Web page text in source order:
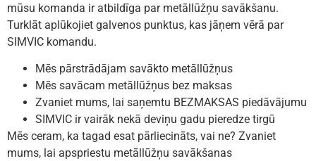
mūsu komanda ir atbildīga par metāllūžņu savākšanu.
Turklāt aplūkojiet galvenos punktus, kas jāņem vērā par
SIMVIC komandu.
Mēs pārstrādājam savākto metāllūžņus
Mēs savācam metāllūžņus bez maksas
Zvaniet mums, lai saņemtu BEZMAKSAS piedāvājumu
SIMVIC ir vairāk nekā deviņu gadu pieredze tirgū
Mēs ceram, ka tagad esat pārliecināts, vai ne? Zvaniet
mums, lai apspriestu metāllūžņu savākšanas